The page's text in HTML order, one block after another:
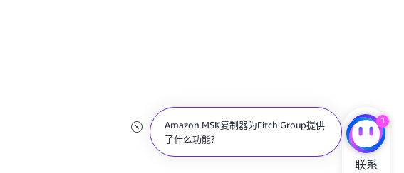
Amazon MSK复制器为Fitch Group提供
了什么功能?
1
联系